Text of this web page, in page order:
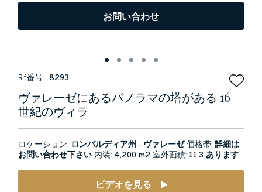
お問い合わせ
Rif番号 | 8293
ヴァレーゼにあるパノラマの塔がある 16
世紀のヴィラ
ロケーション: ロンバルディア州 - ヴァレーゼ価格帯:詳細は
お問い合わせ下さい 内装: 4,200 m2室外面積: 11.3 あります
ビデオを見る